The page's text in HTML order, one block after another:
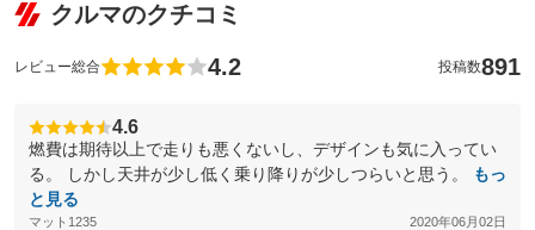
クルマのクチコミ
レビュー総合 4.2 投稿数891
4.6
燃費は期待以上で走りも悪くないし、デザインも気に入ってい
る。 しかし天井が少し低く乗り降りが少しつらいと思う。
もっ
と見る
マット1235 2020年06月02日